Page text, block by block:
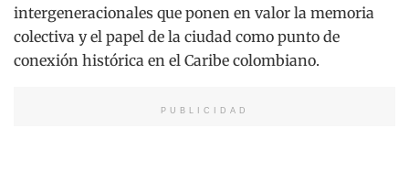
intergeneracionales que ponen en valor la memoria
colectiva y el papel de la ciudad como punto de
conexión histórica en el Caribe colombiano.
PUBLICIDAD